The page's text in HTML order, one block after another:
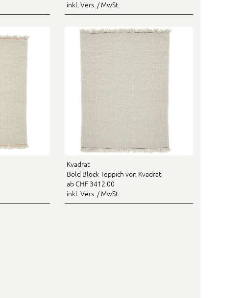
inkl. Vers. / MwSt.
Kvadrat
Bold Block Teppich von Kvadrat
ab CHF 3412.00
inkl. Vers. / MwSt.